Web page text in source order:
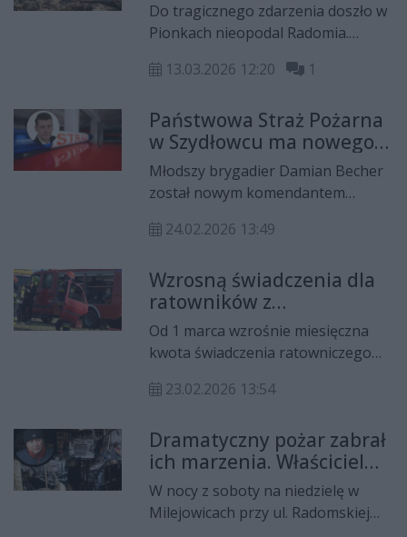
Do tragicznego zdarzenia doszło w
Pionkach nieopodal Radomia.
mężczyzna chciał wypalić trawę,
obrażeń, a następnie zmarł.
13.03.2026 12:20 1
Państwowa Straż Pożarna
w Szydłowcu ma nowego
komendanta
Młodszy brygadier Damian Becher
został nowym komendantem
Pożarnej w Szydłowcu.
24.02.2026 13:49
Wzrosną świadczenia dla
ratowników z
ochotniczych straży
pożarnych
Od 1 marca wzrośnie miesięczna
kwota świadczenia ratowniczego
ochotniczych straży pożarnych.
ubiegać i komu przysługuje?
23.02.2026 13:54
Dramatyczny pożar zabrał
ich marzenia. Właściciel
ujawnił szczegóły [TYLKO
U NAS]
W nocy z soboty na niedzielę w
Milejowicach przy ul. Radomskiej